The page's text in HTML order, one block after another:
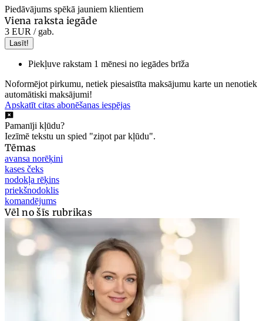
Piedāvājums spēkā jauniem klientiem
Viena raksta iegāde
3 EUR / gab.
Lasīt!
Piekļuve rakstam 1 mēnesi no iegādes brīža
Noformējot pirkumu, netiek piesaistīta maksājumu karte un nenotiek
automātiski maksājumi!
Apskatīt citas abonēšanas iespējas
Pamanīji kļūdu?
Iezīmē tekstu un spied "ziņot par kļūdu".
Tēmas
avansa norēķini
kases čeks
nodokļa rēķins
priekšnodoklis
komandējums
Vēl no šīs rubrikas